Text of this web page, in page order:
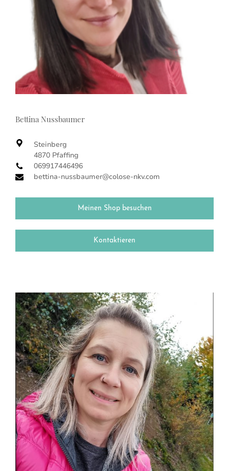
Bettina Nussbaumer
Steinberg
4870 Pfaffing
069917446496
bettina-nussbaumer@colose-nkv.com
Meinen Shop besuchen
Kontaktieren